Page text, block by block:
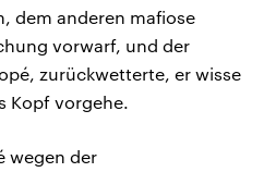
dem anderen mafiose
vorwarf, und der
zurückwetterte, er wisse
Kopf vorgehe.
wegen der